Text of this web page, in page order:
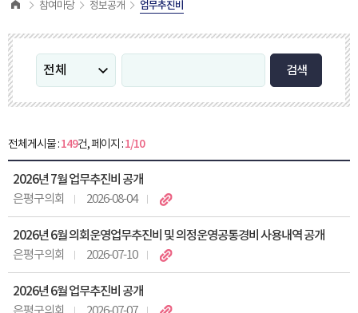
참여마당 정보공개 업무추진비
검색
전체게시물 :149건, 페이지 :1/10
2026년 7월 업무추진비 공개
은평구의회 2026-08-04
2026년 6월 의회운영업무추진비 및 의정운영공통경비 사용내역 공개
은평구의회 2026-07-10
2026년 6월 업무추진비 공개